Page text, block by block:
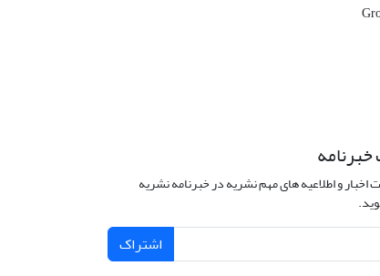
اخبار و اطلاعیه های مهم نشریه در خبرنامه نشریه
اشتراک